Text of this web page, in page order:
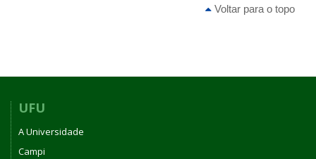
Voltar para o topo
UFU
A Universidade
Campi